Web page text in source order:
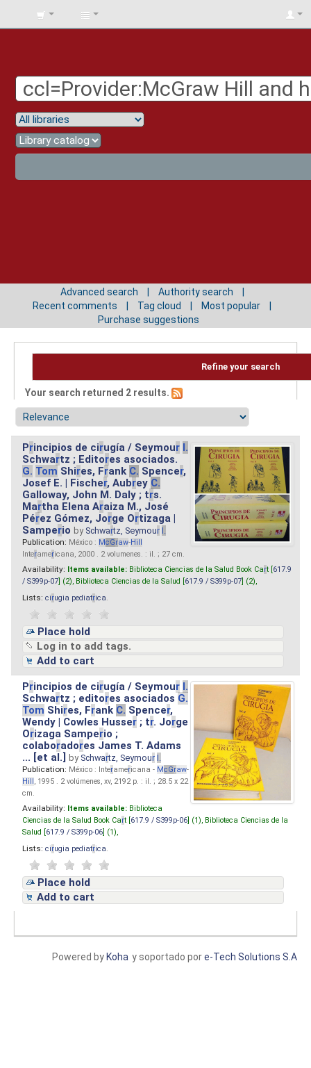
BIBLIOTECA
Advanced search
Authority search
Recent comments
Tag cloud
Most popular
Purchase suggestions
Refine your search
Your search returned 2 results.
Principios de cirugía / Seymour I.
Schwartz ; Editores asociados.
G. Tom Shires, Frank C. Spencer,
Josef E. | Fischer, Aubrey C.
Galloway, John M. Daly ; trs.
Martha Elena Araiza M., José
Pérez Gómez, Jorge Ortizaga |
Samperio by Schwartz, Seymour I.
Publication: México : McGraw-Hill
Interamericana, 2000 . 2 volumenes. : il. ; 27 cm.
Availability: Items available: Biblioteca Ciencias de la Salud Book Cart [ 617.9
/ S399p-07 ] (2), Biblioteca Ciencias de la Salud [ 617.9 / S399p-07 ] (2),
Lists: cirugia pediatrica
Place hold
Log in to add tags.
Add to cart
Principios de cirugía / Seymour I.
Schwartz ; editores asociados G.
Tom Shires, Frank C. Spencer,
Wendy | Cowles Husser ; tr. Jorge
Orizaga Samperio ;
colaboradores James T. Adams
... [et al.]by Schwartz, Seymour I.
Publication: México : Interamericana - McGraw-
Hill, 1995 . 2 volúmenes, xv, 2192 p. : il. ; 28.5 x 22
cm.
Availability: Items available: Biblioteca
Ciencias de la Salud Book Cart [ 617.9 / S399p-06 ] (1), Biblioteca Ciencias de la
Salud [ 617.9 / S399p-06 ] (1),
Lists: cirugia pediatrica
Place hold
Add to cart
y soportado pore-Tech Solutions S.A
Powered by Koha